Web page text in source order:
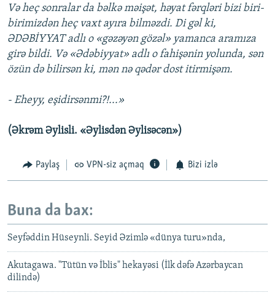
Və heç sonralar da bəlkə məişət, həyat fərqləri bizi biri-
birimizdən heç vaxt ayıra bilməzdi. Di gəl ki,
ƏDƏBİYYAT adlı o «gəzəyən gözəl» yamanca aramıza
girə bildi. Və «Ədəbiyyat» adlı o fahişənin yolunda, sən
özün də bilirsən ki, mən nə qədər dost itirmişəm.
- Eheyy, eşidirsənmi?!...»
(Əkrəm Əylisli. «Əylisdən Əylisəcən»)
Paylaş VPN-siz açmaq Bizi izlə
Buna da bax:
Seyfəddin Hüseynli. Seyid Əzimlə «dünya turu»nda,
Akutagawa. "Tütün və İblis" hekayəsi (İlk dəfə Azərbaycan
dilində)